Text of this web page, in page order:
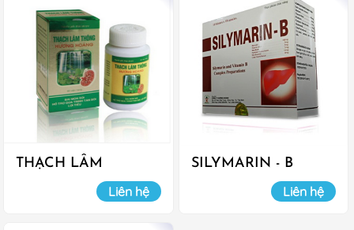
THẠCH LÂM
Liên hệ
SILYMARIN - B
Liên hệ